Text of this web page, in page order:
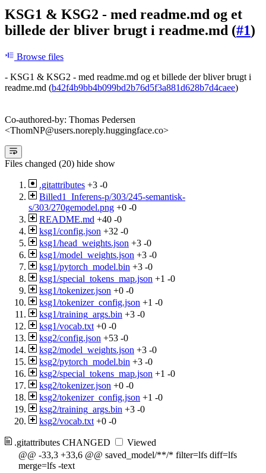
KSG1 & KSG2 - med readme.md og et
billede der bliver brugt i readme.md (#1)
Browse files
- KSG1 & KSG2 - med readme.md og et billede der bliver brugt i
readme.md (b42f4b9bb4b099bd2b76d5f3a881d628b7d4caee)
Co-authored-by: Thomas Pedersen
<ThomNP@users.noreply.huggingface.co>
Files changed (20) hide show
.gitattributes +3 -0
Billed1_Inferens-p/303/245-semantisk-
s/303/270gemodel.png +0 -0
README.md +40 -0
ksg1/config.json +32 -0
ksg1/head_weights.json +3 -0
ksg1/model_weights.json +3 -0
ksg1/pytorch_model.bin +3 -0
ksg1/special_tokens_map.json +1 -0
ksg1/tokenizer.json +0 -0
ksg1/tokenizer_config.json +1 -0
ksg1/training_args.bin +3 -0
ksg1/vocab.txt +0 -0
ksg2/config.json +53 -0
ksg2/model_weights.json +3 -0
ksg2/pytorch_model.bin +3 -0
ksg2/special_tokens_map.json +1 -0
ksg2/tokenizer.json +0 -0
ksg2/tokenizer_config.json +1 -0
ksg2/training_args.bin +3 -0
ksg2/vocab.txt +0 -0
.gitattributes CHANGED
Viewed
@@ -33,3 +33,6 @@ saved_model/**/* filter=lfs diff=lfs
merge=lfs -text